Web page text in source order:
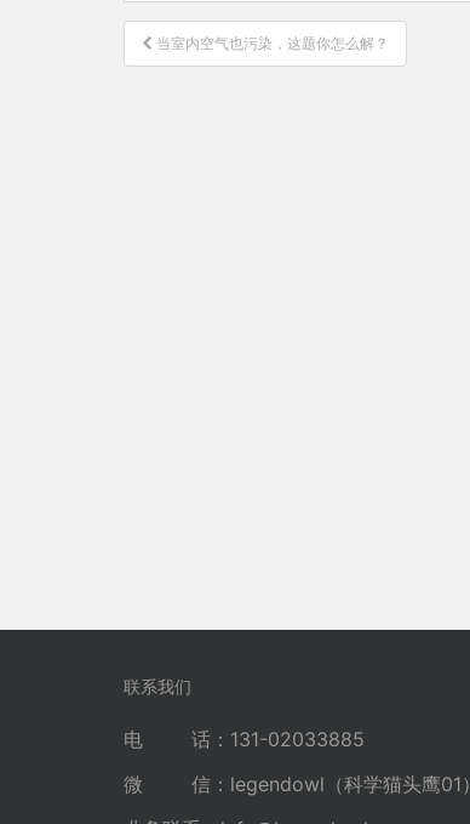
文
章
当室内空气也污染，这题你怎么解？
联系我们
电 话：131-02033885
微 信：legendowl（科学猫头鹰01）